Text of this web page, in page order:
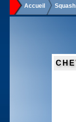
Accueil Squash